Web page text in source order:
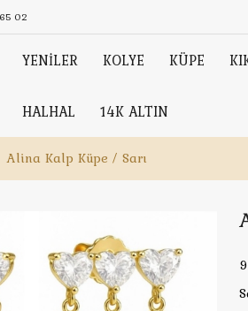
02
YENİLER KOLYE KÜPE
HALHAL 14K ALTIN
Alina Kalp Küpe / Sarı